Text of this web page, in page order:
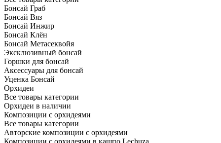
Бонсай Граб
Бонсай Вяз
Бонсай Инжир
Бонсай Клён
Бонсай Метасеквойя
Эксклюзивный бонсай
Горшки для бонсай
Аксессуары для бонсай
Уценка Бонсай
Орхидеи
Все товары категории
Орхидеи в наличии
Композиции с орхидеями
Все товары категории
Авторские композиции с орхидеями
Композиции с орхидеями в кашпо Lechuza